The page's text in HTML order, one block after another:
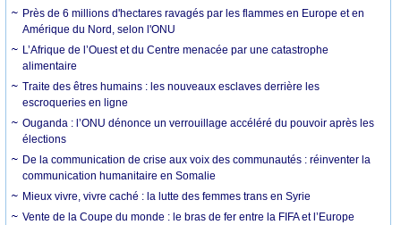
Près de 6 millions d'hectares ravagés par les flammes en Europe et en
Amérique du Nord, selon l'ONU
L’Afrique de l’Ouest et du Centre menacée par une catastrophe
alimentaire
Traite des êtres humains : les nouveaux esclaves derrière les
escroqueries en ligne
Ouganda : l’ONU dénonce un verrouillage accéléré du pouvoir après les
élections
De la communication de crise aux voix des communautés : réinventer la
communication humanitaire en Somalie
Mieux vivre, vivre caché : la lutte des femmes trans en Syrie
Vente de la Coupe du monde : le bras de fer entre la FIFA et l’Europe